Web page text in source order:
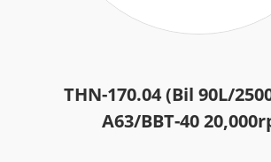
THN-170.04 (Bil 90L/
A63/BBT-40